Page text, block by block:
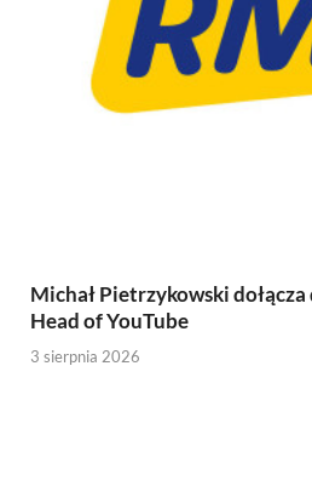
Michał Pietrzykowski
Head of YouTube
3 sierpnia 2026